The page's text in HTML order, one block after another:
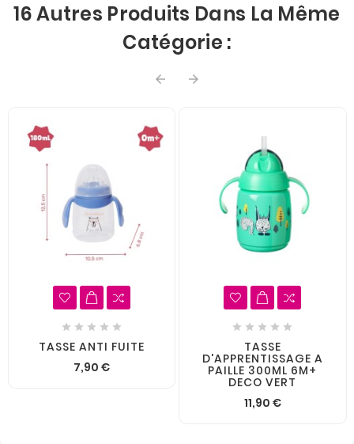
16 Autres Produits Dans La Même
Catégorie :
 
    
TASSE ANTI FUITE
7,90 €
    
TASSE
D'APPRENTISSAGE A
PAILLE 300ML 6M+
DECO VERT
11,90 €